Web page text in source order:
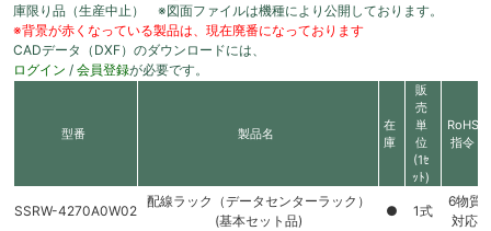
庫限り品（生産中止） ※図面ファイルは機種により公開しております。
※背景が赤くなっている製品は、現在廃番になっております
CADデータ（DXF）のダウンロードには、
ログイン / 会員登録が必要です。
型番 製品名
在
庫
販
売
単
位
(1ｾ
ｯﾄ)
RoHS
指令
SSRW-4270A0W02
配線ラック（データセンターラック）
(基本セット品)
● 1式
6物質
対応